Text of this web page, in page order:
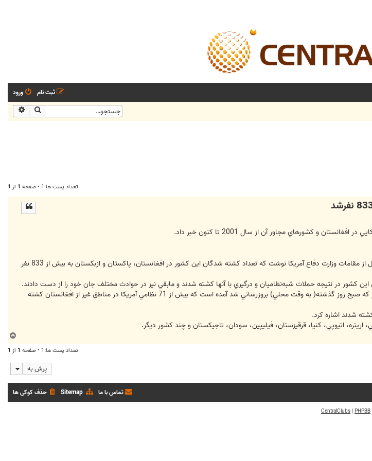
ورود
ثبت نام
جستجو
تعداد پست ها:1 • صفحه 1 از 1
به گزارش فارس، خبرگزاري آسوشيتدپرس امروز چهارشنبه در گزارشي به نقل از مقامات وزارت دفاع آمريكا نوشت كه تعداد كشته شدگان اين كشور در افغانستان، پاكستان و ازبكستان به بيش از 833 نفر
در گزارش وزارت دفاع آمريكا در مورد تعداد كشته شدگان نظامي اين كشور كه صبح روز گذشته( به وقت محلي) بروزرساني شد آمده است كه بيش از 71 نظامي آمريكا در مناطق غير از افغانستان كشته
شدند اشاره كرد.
اريتره، اتيوپي، كنيا، قرقيزستان، فيليپين، سودان، تاجيكستان و چند كشور ديگر.
ا
تعداد پست ها:1 • صفحه 1 از 1
پرش به
حذف کوکی ها Sitemap تماس با ما
PHPBB
|
CentralClubs